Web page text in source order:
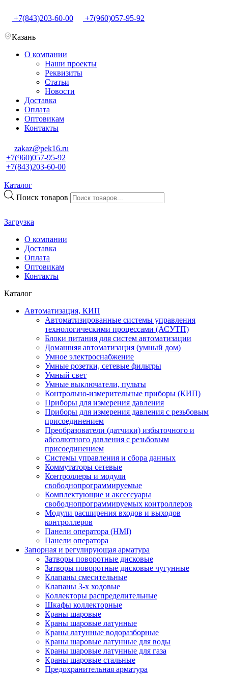
+7(843)203-60-00 +7(960)057-95-92
Казань
О компании
Наши проекты
Реквизиты
Статьи
Новости
Доставка
Оплата
Оптовикам
Контакты
zakaz@pek16.ru
+7(960)057-95-92
+7(843)203-60-00
Каталог
Поиск товаров
Загрузка
О компании
Доставка
Оплата
Оптовикам
Контакты
Каталог
Автоматизация, КИП
Автоматизированные системы управления
технологическими процессами (АСУТП)
Блоки питания для систем автоматизации
Домашняя автоматизация (умный дом)
Умное электроснабжение
Умные розетки, сетевые фильтры
Умный свет
Умные выключатели, пульты
Контрольно-измерительные приборы (КИП)
Приборы для измерения давления
Приборы для измерения давления с резьбовым
присоединением
Преобразователи (датчики) избыточного и
абсолютного давления с резьбовым
присоединением
Системы управления и сбора данных
Коммутаторы сетевые
Контроллеры и модули
свободнопрограммируемые
Комплектующие и аксессуары
свободнопрограммируемых контроллеров
Модули расширения входов и выходов
контроллеров
Панели оператора (HMI)
Панели оператора
Запорная и регулирующая арматура
Затворы поворотные дисковые
Затворы поворотные дисковые чугунные
Клапаны смесительные
Клапаны 3-х ходовые
Коллекторы распределительные
Шкафы коллекторные
Краны шаровые
Краны шаровые латунные
Краны латунные водоразборные
Краны шаровые латунные для воды
Краны шаровые латунные для газа
Краны шаровые стальные
Предохранительная арматура